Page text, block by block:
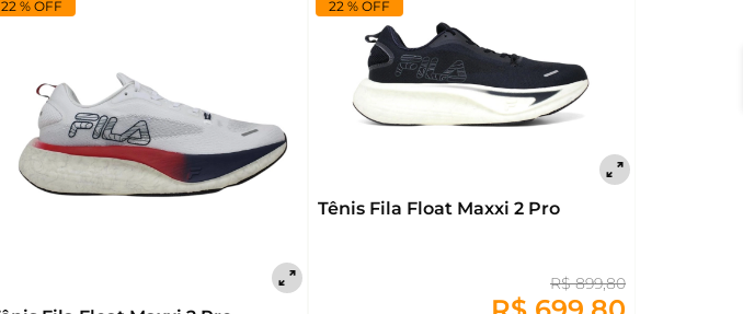
22 % OFF
22 % OFF
Tênis Fila Float Maxxi 2 Pro
R$ 899,80